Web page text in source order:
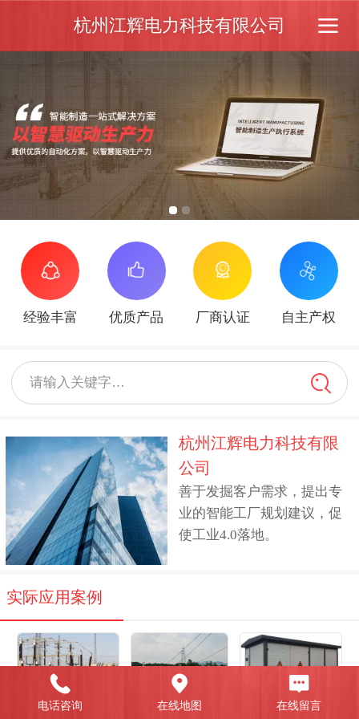
杭州江辉电力科技有限公司
经验丰富 优质产品 厂商认证 自主产权
请输入关键字…
杭州江辉电力科技有限
公司
善于发掘客户需求，提出专
业的智能工厂规划建议，促
使工业4.0落地。
实际应用案例
电话咨询 在线地图 在线留言